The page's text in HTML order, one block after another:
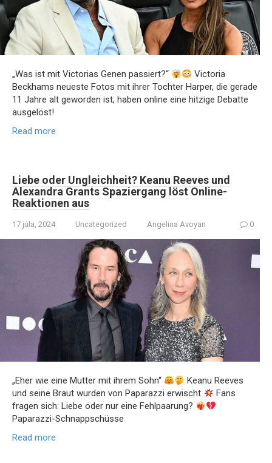
„Was ist mit Victorias Genen passiert?“
Victoria
Beckhams neueste Fotos mit ihrer Tochter Harper, die gerade
11 Jahre alt geworden ist, haben online eine hitzige Debatte
ausgelöst!
Read more
Liebe oder Ungleichheit? Keanu Reeves und
Alexandra Grants Spaziergang löst Online-
Reaktionen aus
17 júla, 2024 Uncategorized Angelina Avoyan 0
„Eher wie eine Mutter mit ihrem Sohn“
Keanu Reeves
und seine Braut wurden von Paparazzi erwischt
Fans
fragen sich: Liebe oder nur eine Fehlpaarung?
Paparazzi-Schnappschüsse
Read more